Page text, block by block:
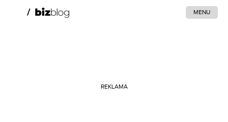
MENU
REKLAMA